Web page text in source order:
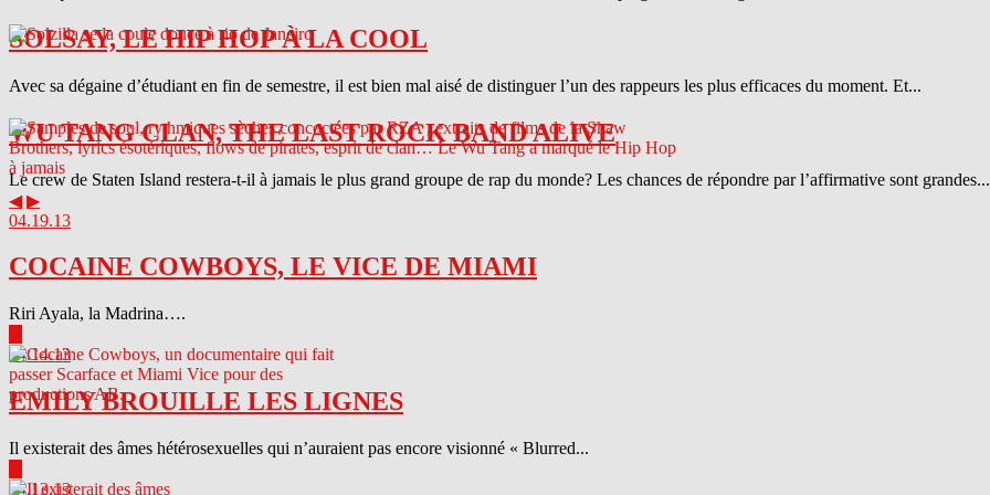
SOLSAY, LE HIP HOP À LA COOL
Avec sa dégaine d’étudiant en fin de semestre, il est bien mal aisé de distinguer l’un des rappeurs les plus efficaces du moment. Et...
WU TANG CLAN, THE LAST ROCK BAND ALIVE
Le crew de Staten Island restera-t-il à jamais le plus grand groupe de rap du monde? Les chances de répondre par l’affirmative sont
◀ ▶
04.19.13
COCAINE COWBOYS, LE VICE DE MIAMI
Riri Ayala, la Madrina….
04.14.13
EMILY BROUILLE LES LIGNES
Il existerait des âmes hétérosexuelles qui n’auraient pas encore visionné « Blurred...
04.13.13